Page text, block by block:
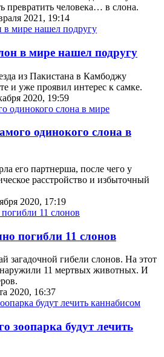
превратить человека… в слона.
2021, 19:14
в мире нашел подругу
из Пакистана в Камбоджу
и уже проявил интерес к самке.
2020, 19:59
одинокого слона в
его партнерша, после чего у
расстройство и избыточный
2020, 17:19
погибли 11 слонов
загадочной гибели слонов. На этот
11 мертвых животных. И
2020, 16:37
зоопарка будут лечить